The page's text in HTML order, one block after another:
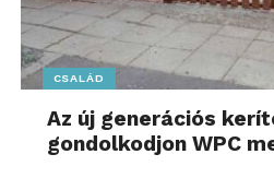
CSALÁD
Az új generációs
gondolkodjon WPC